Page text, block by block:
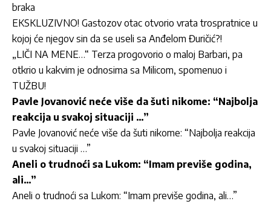
braka
EKSKLUZIVNO! Gastozov otac otvorio vrata trospratnice u
kojoj će njegov sin da se useli sa Anđelom Đuričić?!
„LIČI NA MENE…“ Terza progovorio o maloj Barbari, pa
otkrio u kakvim je odnosima sa Milicom, spomenuo i
TUŽBU!
Pavle Jovanović neće više da šuti nikome: “Najbolja
reakcija u svakoj situaciji …”
Pavle Jovanović neće više da šuti nikome: “Najbolja reakcija
u svakoj situaciji …”
Aneli o trudnoći sa Lukom: “Imam previše godina,
ali…”
Aneli o trudnoći sa Lukom: “Imam previše godina, ali…”